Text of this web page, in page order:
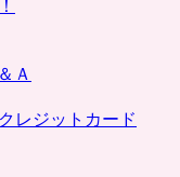
Ａ
レジットカード